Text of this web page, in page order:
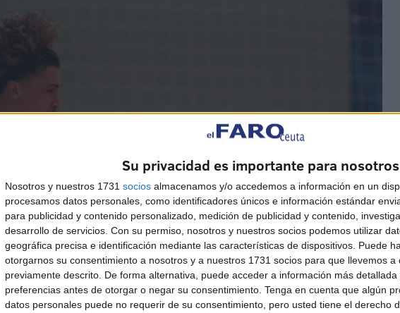
Su privacidad es importante para nosotros
Nosotros y nuestros 1731 socios almacenamos y/o accedemos a información en un
procesamos datos personales, como identificadores únicos e información estándar
para publicidad y contenido personalizado, medición de publicidad y contenido,
desarrollo de servicios. Con su permiso, nosotros y nuestros socios podemos utilizar
geográfica precisa e identificación mediante las características de dispositivos. Puede
otorgarnos su consentimiento a nosotros y a nuestros 1731 socios para que llevemos a
previamente descrito. De forma alternativa, puede acceder a información más
preferencias antes de otorgar o negar su consentimiento. Tenga en cuenta que algún
datos personales puede no requerir de su consentimiento, pero usted tiene el derecho